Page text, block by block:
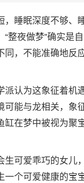
睡眠深度不够、
整夜做梦”确实是
，不能准确地反
认为这象征着机
能与龙相关，象
在梦中被视为聚
可爱乖巧的女儿
个可爱健康的宝